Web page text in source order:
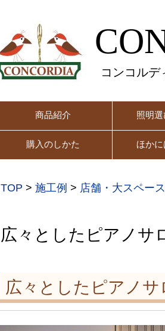
コンコルデ
商品紹介 照明選
購入のしかた ほか
TOP > 施工例 > 店舗・大スペー
広々としたピアノ
広々としたピアノ